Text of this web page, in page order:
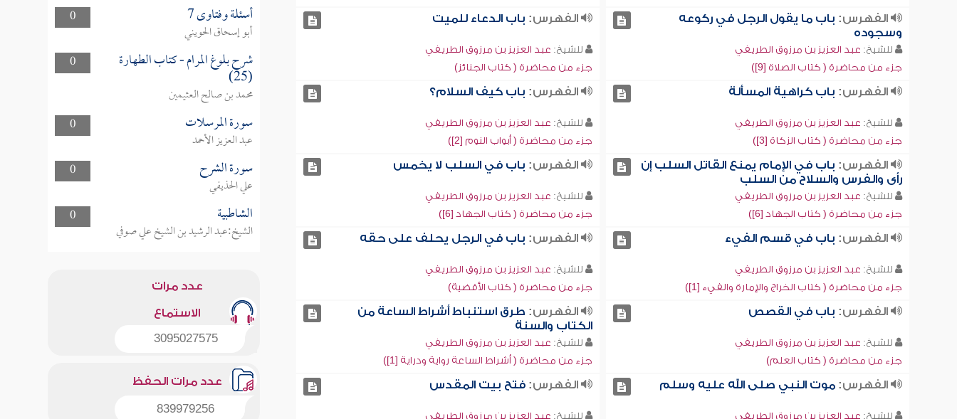
الفهرس: باب ما يقول الرجل في ركوعه
وسجوده
للشيخ: عبد العزيز بن مرزوق الطريفي
جزء من محاضرة ( كتاب الصلاة [9])
الفهرس: باب الدعاء للميت
للشيخ: عبد العزيز بن مرزوق الطريفي
جزء من محاضرة ( كتاب الجنائز)
الفهرس: باب كراهية المسألة
للشيخ: عبد العزيز بن مرزوق الطريفي
جزء من محاضرة ( كتاب الزكاة [3])
الفهرس: باب كيف السلام؟
للشيخ: عبد العزيز بن مرزوق الطريفي
جزء من محاضرة ( أبواب النوم [2])
الفهرس: باب في الإمام يمنع القاتل السلب إن
رأى والفرس والسلاح من السلب
للشيخ: عبد العزيز بن مرزوق الطريفي
جزء من محاضرة ( كتاب الجهاد [6])
الفهرس: باب في السلب لا يخمس
للشيخ: عبد العزيز بن مرزوق الطريفي
جزء من محاضرة ( كتاب الجهاد [6])
الفهرس: باب في قسم الفيء
للشيخ: عبد العزيز بن مرزوق الطريفي
جزء من محاضرة ( كتاب الخراج والإمارة والفيء [1])
الفهرس: باب في الرجل يحلف على حقه
للشيخ: عبد العزيز بن مرزوق الطريفي
جزء من محاضرة ( كتاب الأقضية)
الفهرس: باب في القصص
للشيخ: عبد العزيز بن مرزوق الطريفي
جزء من محاضرة ( كتاب العلم)
الفهرس: طرق استنباط أشراط الساعة من
الكتاب والسنة
للشيخ: عبد العزيز بن مرزوق الطريفي
جزء من محاضرة ( أشراط الساعة رواية ودراية [1])
الفهرس:موت النبي صلى الله عليه وسلم
للشيخ: عبد العزيز بن مرزوق الطريفي
الفهرس: فتح بيت المقدس
للشيخ: عبد العزيز بن مرزوق الطريفي
0 أسئلة وفتاوى 7
أبو إسحاق الحويني
0
شرح بلوغ المرام - كتاب الطهارة
(25)
محمد بن صالح العثيمين
0
سورة المرسلات
عبد العزيز الأحمد
0
سورة الشرح
علي الحذيفي
0
الشاطبية
الشيخ:عبد الرشيد بن الشيخ علي صوفي
عدد مرات
الاستماع
3095027575
عدد مرات الحفظ
839979256